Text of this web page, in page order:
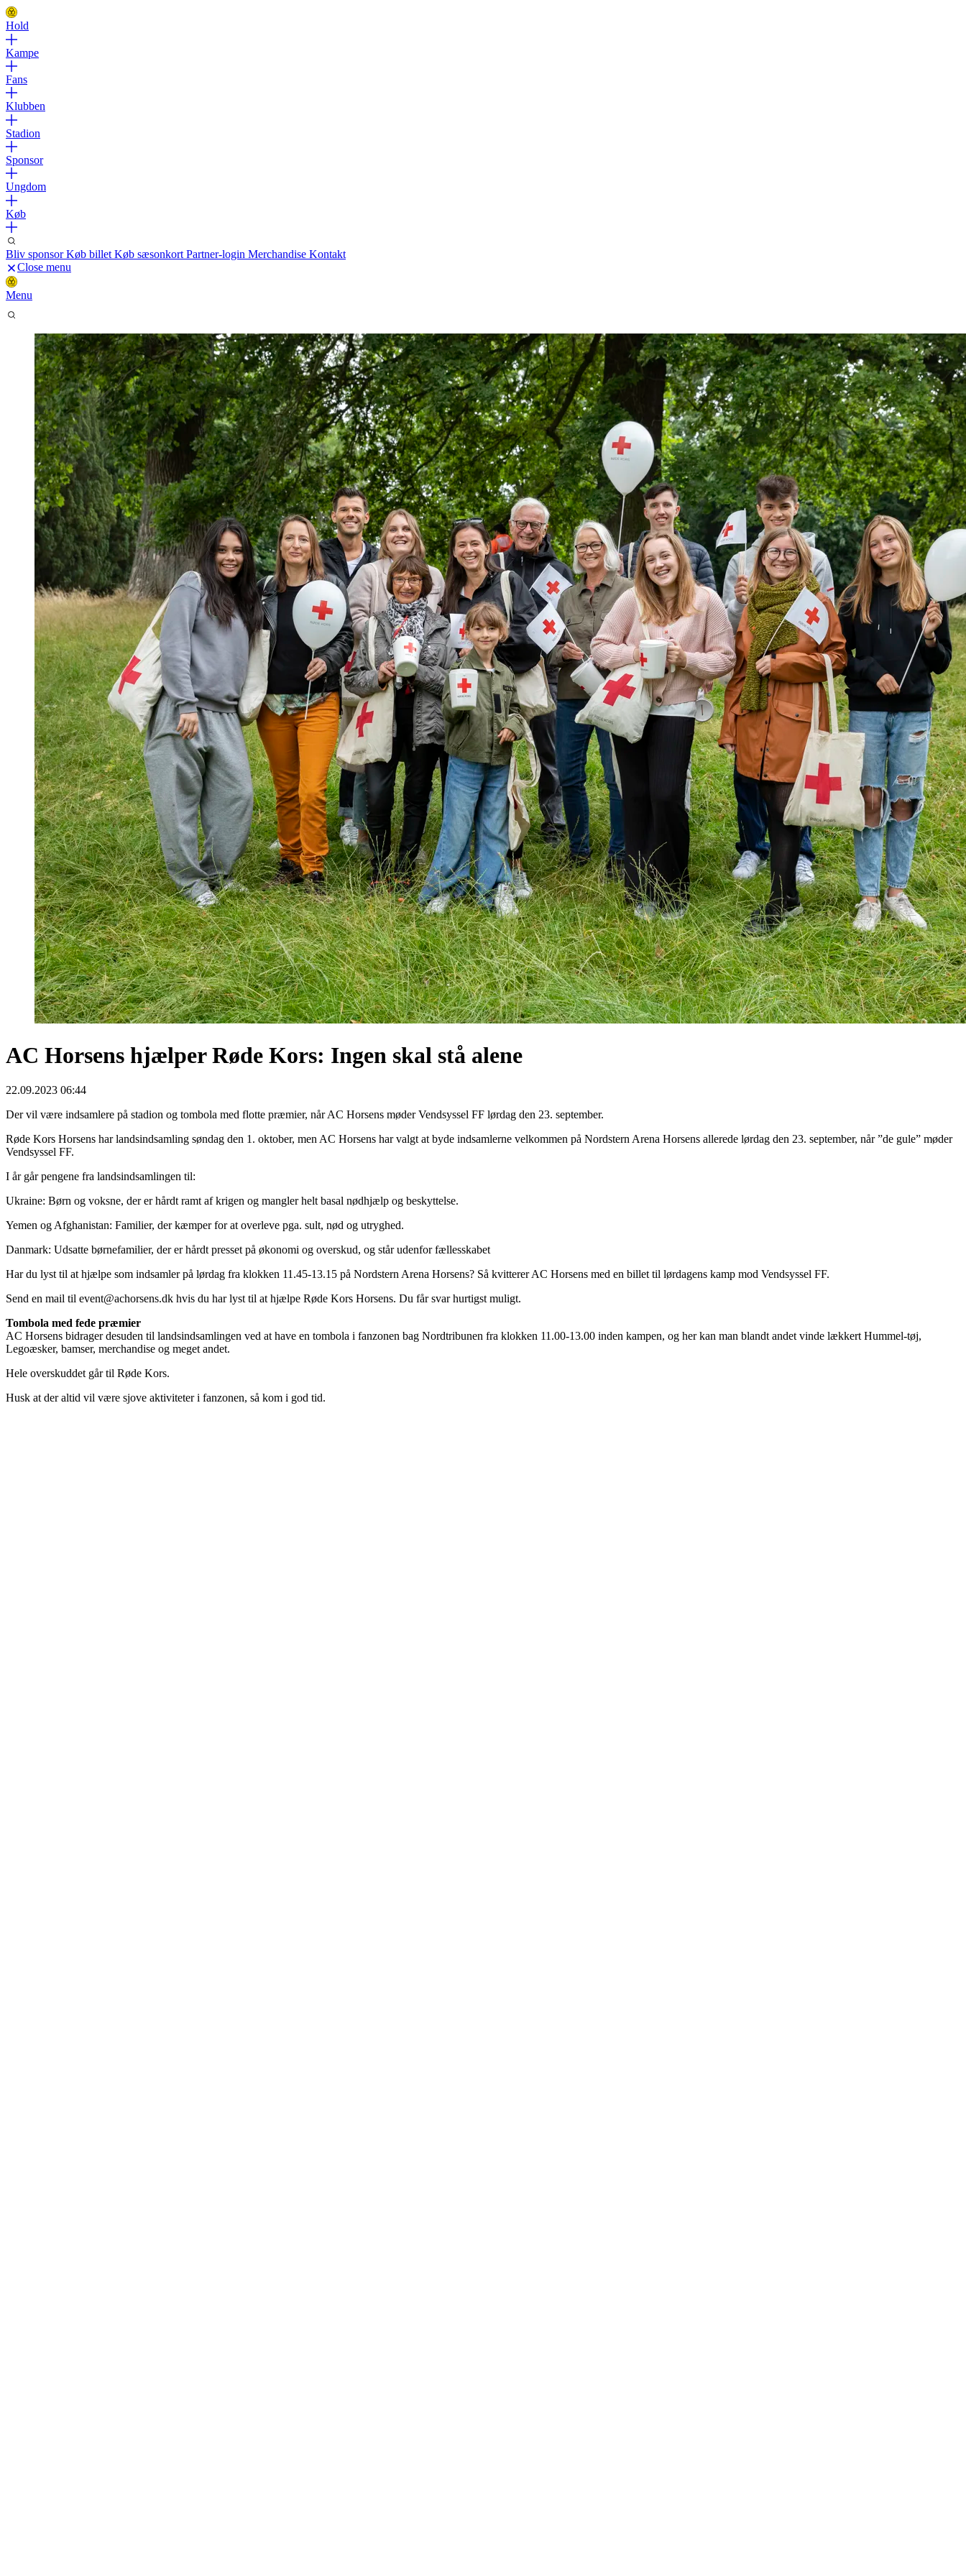
Hold
Kampe
Fans
Klubben
Stadion
Sponsor
Ungdom
Køb
Bliv sponsorKøb billet Køb sæsonkort Partner-login Merchandise Kontakt
Close menu
Menu
AC Horsens hjælper Røde Kors: Ingen skal stå alene
22.09.2023 06:44
Der vil være indsamlere på stadion og tombola med flotte præmier, når AC Horsens møder Vendsyssel FF lørdag den 23. september.
Røde Kors Horsens har landsindsamling søndag den 1. oktober, men AC Horsens har valgt at byde indsamlerne velkommen på Nordstern Arena Horsens allerede lørdag den 23. september, når ”de gule” møder
Vendsyssel FF.
I år går pengene fra landsindsamlingen til:
Ukraine: Børn og voksne, der er hårdt ramt af krigen og mangler helt basal nødhjælp og beskyttelse.
Yemen og Afghanistan: Familier, der kæmper for at overleve pga. sult, nød og utryghed.
Danmark: Udsatte børnefamilier, der er hårdt presset på økonomi og overskud, og står udenfor fællesskabet
Har du lyst til at hjælpe som indsamler på lørdag fra klokken 11.45-13.15 på Nordstern Arena Horsens? Så kvitterer AC Horsens med en billet til lørdagens kamp mod Vendsyssel FF.
Send en mail til event@achorsens.dk hvis du har lyst til at hjælpe Røde Kors Horsens. Du får svar hurtigst muligt.
Tombola med fede præmier
AC Horsens bidrager desuden til landsindsamlingen ved at have en tombola i fanzonen bag Nordtribunen fra klokken 11.00-13.00 inden kampen, og her kan man blandt andet vinde lækkert Hummel-tøj,
Legoæsker, bamser, merchandise og meget andet.
Hele overskuddet går til Røde Kors.
Husk at der altid vil være sjove aktiviteter i fanzonen, så kom i god tid.